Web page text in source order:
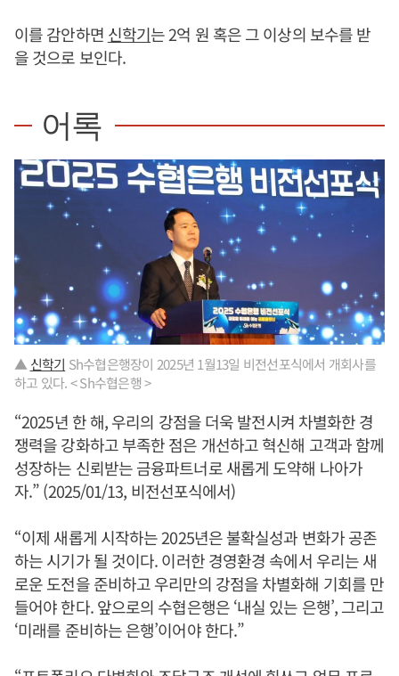
이를 감안하면 신학기는 2억 원 혹은 그 이상의 보수를 받
을 것으로 보인다.
어록
▲ 신학기 Sh수협은행장이 2025년 1월13일 비전선포식에서 개회사를
하고 있다. < Sh수협은행 >
“2025년 한 해, 우리의 강점을 더욱 발전시켜 차별화한 경
쟁력을 강화하고 부족한 점은 개선하고 혁신해 고객과 함께
성장하는 신뢰받는 금융파트너로 새롭게 도약해 나아가
자.” (2025/01/13, 비전선포식에서)
“이제 새롭게 시작하는 2025년은 불확실성과 변화가 공존
하는 시기가 될 것이다. 이러한 경영환경 속에서 우리는 새
로운 도전을 준비하고 우리만의 강점을 차별화해 기회를 만
들어야 한다. 앞으로의 수협은행은 ‘내실 있는 은행’, 그리고
‘미래를 준비하는 은행’이어야 한다.”